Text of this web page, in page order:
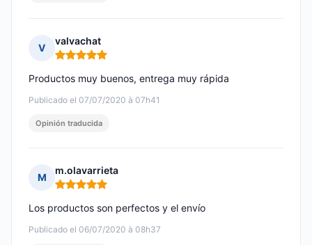
V
valvachat
Nota: 5 de 5
Publicado el 07/07/2020 à 07h41
Productos muy buenos, entrega muy rápida
Opinión traducida
M
m.olavarrieta
Nota: 5 de 5
Publicado el 06/07/2020 à 08h37
Los productos son perfectos y el envío